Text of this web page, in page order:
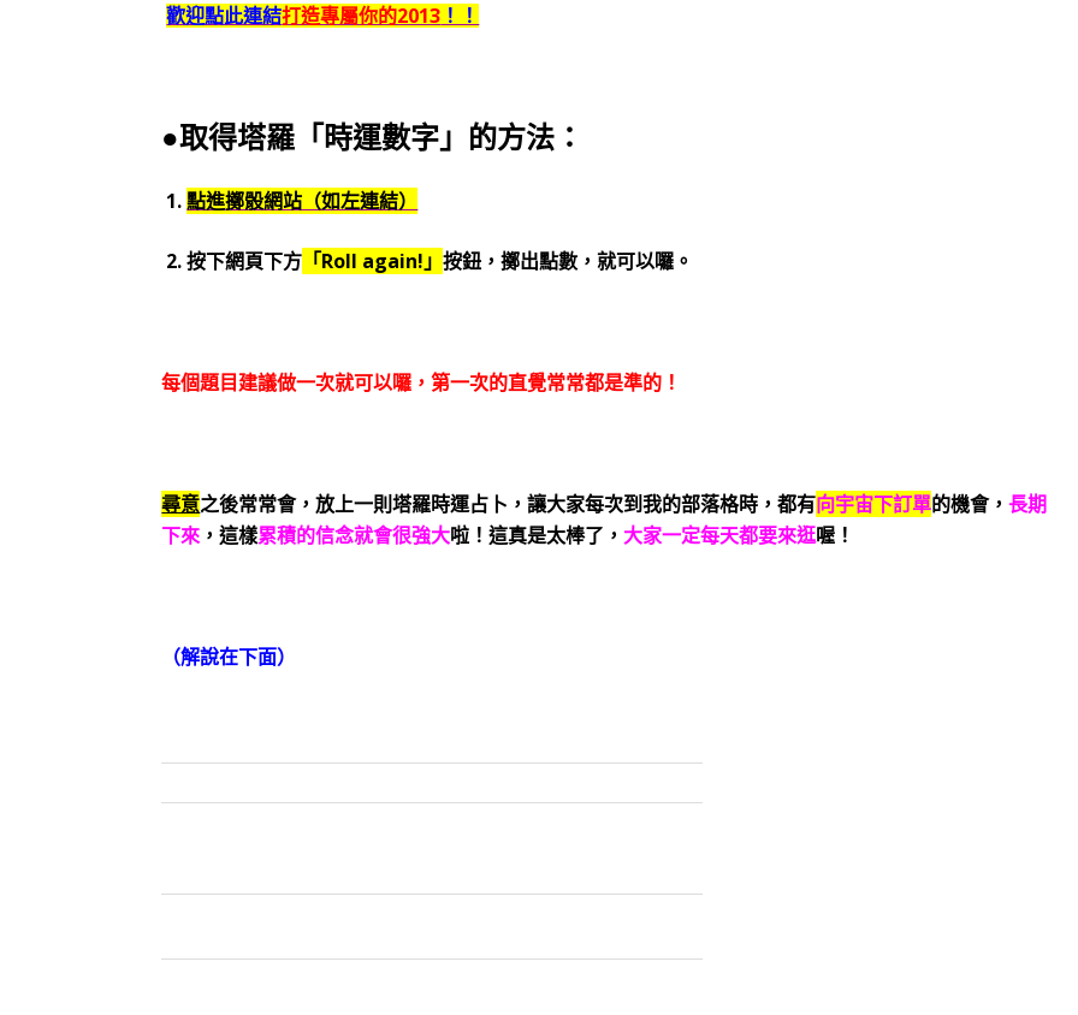
歡迎點此連結打造專屬你的2013 ！！
●取得塔羅「時運數字」的方法：
1.點進擲骰網站（如左連結）
2. 按下網頁下方 「Roll again!」按鈕，擲出點數，就可以囉。
每個題目建議做一次就可以囉，第一次的直覺常常都是準的！
尋意之後常常會，放上一則塔羅時運占卜，讓大家每次到我的部落格時，都有向宇宙下訂單的機會，長期
下來 ，這樣累積的信念就會很強大啦！這真是太棒了， 大家一定每天都要來逛喔！
（解說在下面）